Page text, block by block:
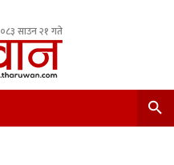
साउन २१ गते